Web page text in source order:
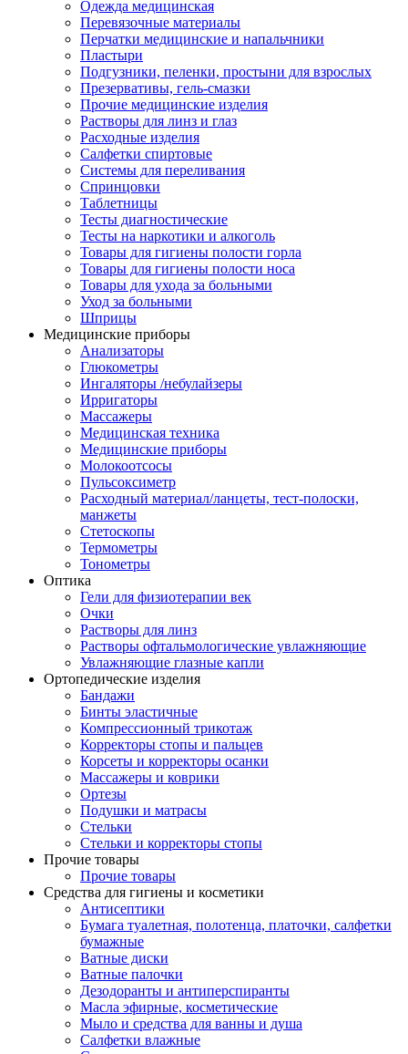
Одежда медицинская
Перевязочные материалы
Перчатки медицинские и напальчники
Пластыри
Подгузники, пеленки, простыни для взрослых
Презервативы, гель-смазки
Прочие медицинские изделия
Растворы для линз и глаз
Расходные изделия
Салфетки спиртовые
Системы для переливания
Спринцовки
Таблетницы
Тесты диагностические
Тесты на наркотики и алкоголь
Товары для гигиены полости горла
Товары для гигиены полости носа
Товары для ухода за больными
Уход за больными
Шприцы
Медицинские приборы
Анализаторы
Глюкометры
Ингаляторы /небулайзеры
Ирригаторы
Массажеры
Медицинская техника
Медицинские приборы
Молокоотсосы
Пульсоксиметр
Расходный материал/ланцеты, тест-полоски,
манжеты
Стетоскопы
Термометры
Тонометры
Оптика
Гели для физиотерапии век
Очки
Растворы для линз
Растворы офтальмологические увлажняющие
Увлажняющие глазные капли
Ортопедические изделия
Бандажи
Бинты эластичные
Компрессионный трикотаж
Корректоры стопы и пальцев
Корсеты и корректоры осанки
Массажеры и коврики
Ортезы
Подушки и матрасы
Стельки
Стельки и корректоры стопы
Прочие товары
Прочие товары
Средства для гигиены и косметики
Антисептики
Бумага туалетная, полотенца, платочки, салфетки
бумажные
Ватные диски
Ватные палочки
Дезодоранты и антиперспиранты
Масла эфирные, косметические
Мыло и средства для ванны и душа
Салфетки влажные